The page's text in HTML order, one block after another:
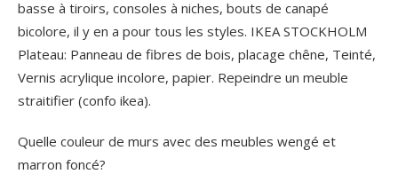
basse à tiroirs, consoles à niches, bouts de canapé
bicolore, il y en a pour tous les styles. IKEA STOCKHOLM
Plateau: Panneau de fibres de bois, placage chêne, Teinté,
Vernis acrylique incolore, papier. Repeindre un meuble
straitifier (confo ikea).
Quelle couleur de murs avec des meubles wengé et
marron foncé?